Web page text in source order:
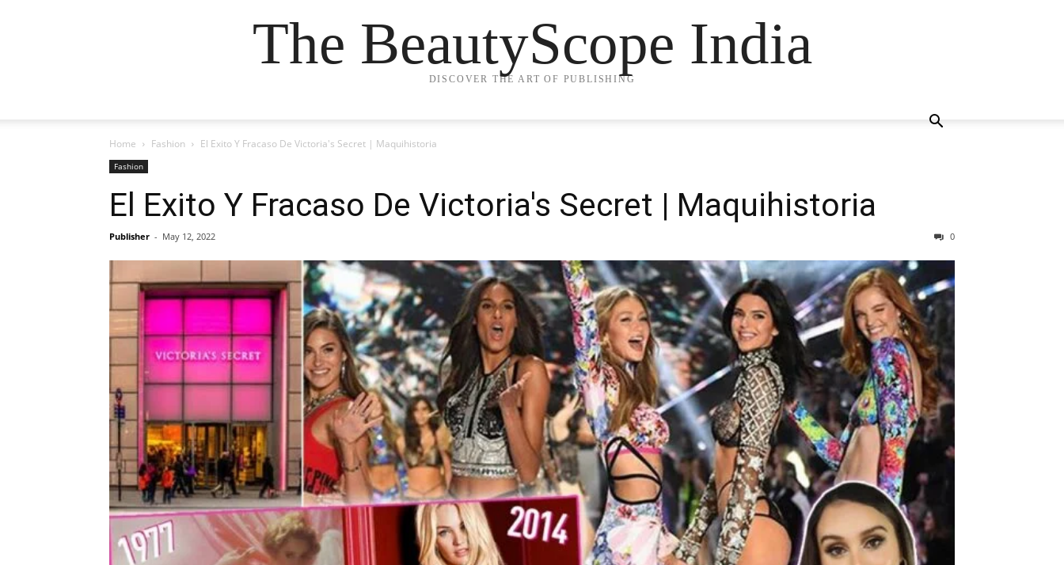
The BeautyScope India
DISCOVER THE ART OF PUBLISHING
Home Fashion El Exito Y Fracaso De Victoria's Secret | Maquihistoria
Fashion
El Exito Y Fracaso De Victoria's Secret | Maquihistoria
Publisher - May 12, 2022 0